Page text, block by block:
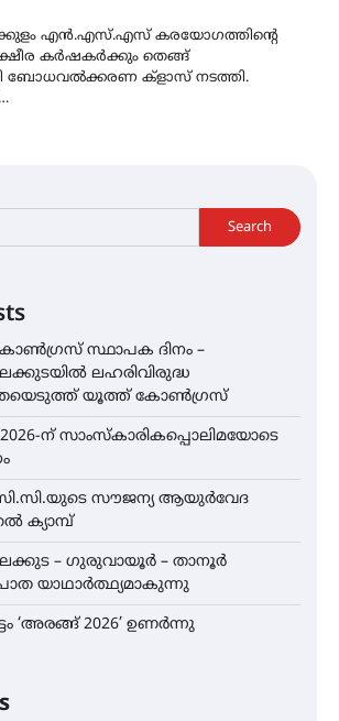
എൻ.എസ്.എസ് കരയോഗത്തിന്‍റെ
കർഷകർക്കും തെങ്ങ്
ബോധവൽക്കരണ ക്ളാസ് നടത്തി.
Search
സ്ഥാപക ദിനം –
ലഹരിവിരുദ്ധ
യൂത്ത് കോൺഗ്രസ്
ന് സാംസ്കാരികപ്പൊലിമയോടെ
സൗജന്യ ആയുർവേദ
ക്യാമ്പ്
– ഗുരുവായൂർ – താനൂർ
യാഥാർത്ഥ്യമാകുന്നു
‘അരങ്ങ് 2026’ ഉണർന്നു